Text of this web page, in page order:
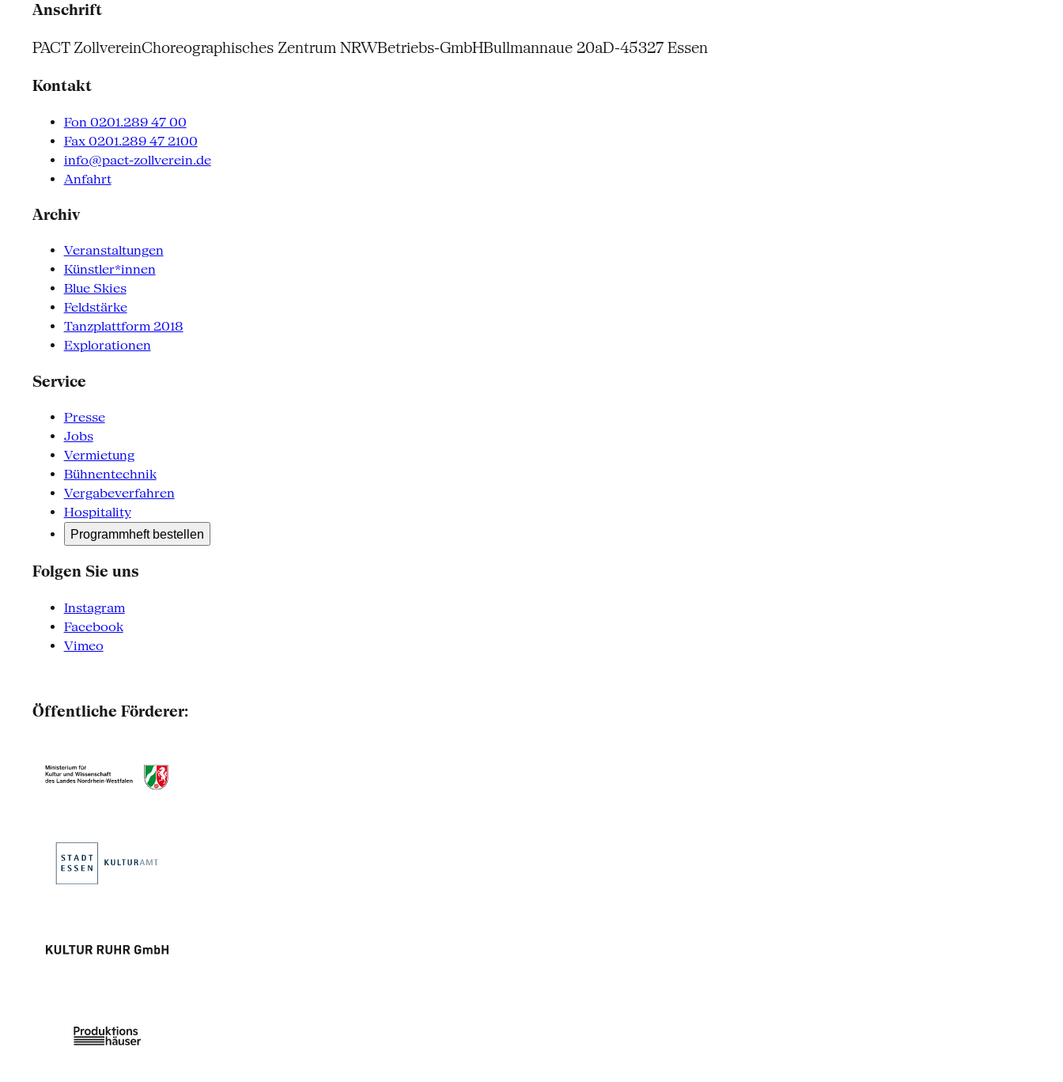
Anschrift
PACT ZollvereinChoreographisches Zentrum NRWBetriebs-GmbHBullmannaue 20aD-45327 Essen
Kontakt
Fon 0201.289 47 00
Fax 0201.289 47 2100
info@pact-zollverein.de
Anfahrt
Archiv
Veranstaltungen
Künstler*innen
Blue Skies
Feldstärke
Tanzplattform 2018
Explorationen
Service
Presse
Jobs
Vermietung
Bühnentechnik
Vergabeverfahren
Hospitality
Programmheft bestellen
Folgen Sie uns
Instagram
Facebook
Vimeo
Öffentliche Förderer: